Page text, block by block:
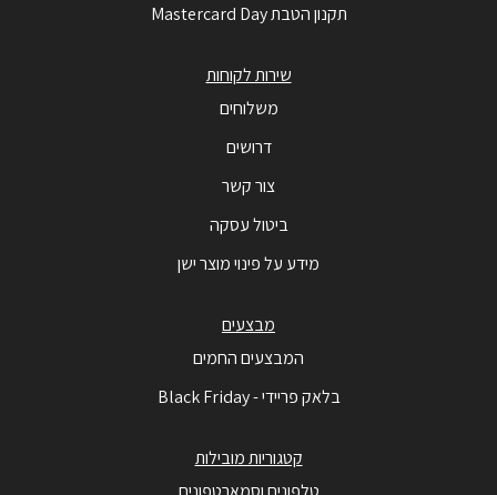
תקנון הטבת Mastercard Day
שירות לקוחות
משלוחים
דרושים
צור קשר
ביטול עסקה
מידע על פינוי מוצר ישן
מבצעים
המבצעים החמים
בלאק פריידי - Black Friday
קטגוריות מובילות